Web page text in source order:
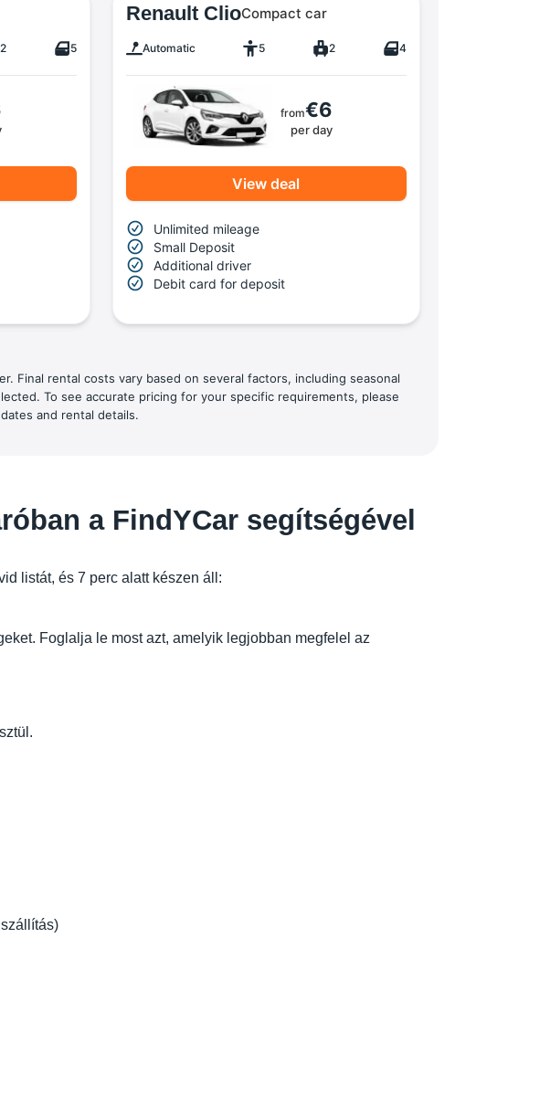
2 5
Renault ClioCompact car
Automatic 5 2 4
from€6
per day
View deal
Unlimited mileage
Small Deposit
Additional driver
Debit card for deposit
rental costs vary based on several factors, including seasonal
To see accurate pricing for your specific requirements, please
and rental details.
a FindYCar segítségével
listát, és 7 perc alatt készen áll:
Foglalja le most azt, amelyik legjobban megfelel az